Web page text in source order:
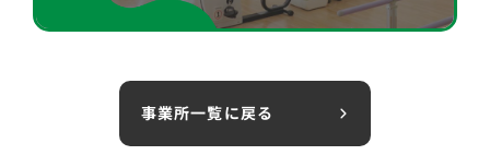
事業所一覧に戻る